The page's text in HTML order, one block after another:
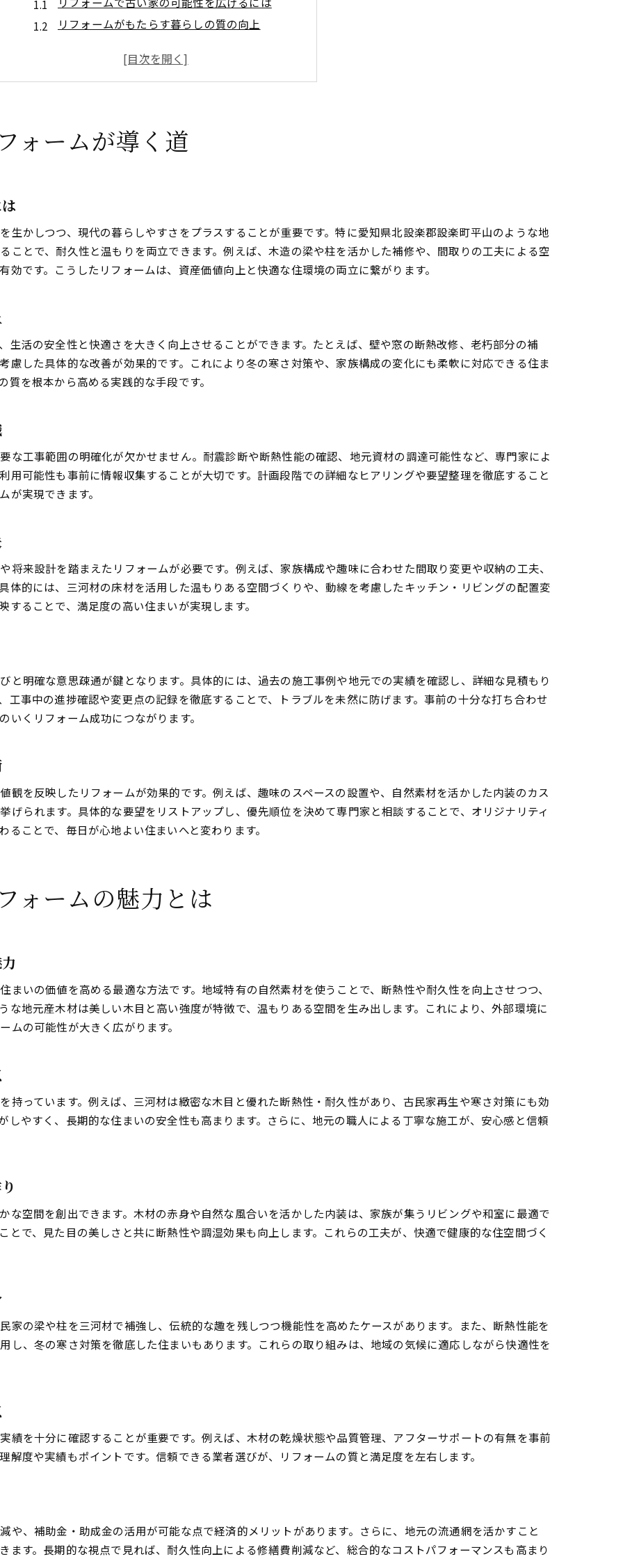
リフォームがもたらす暮らしの質の向上
理想の住まいへリフォームで近づく工夫
地元資源を活かしたリフォームの魅力とは
地元資源活用で実現するリフォームの魅力
リフォームで地域資源を選ぶ際の注意点
地元材活用リフォームのコストメリット
伝統建築の特性を引き出すリフォーム術
リフォームで守るべき伝統技法のポイント
古民家リフォームに役立つアイデア集
リフォームで安心快適な暮らしを目指す
快適な住まいを叶えるリフォーム設計
安心して過ごせる改修の具体的ポイント
安全性を高めるリフォームの実践方法
耐震と断熱性向上に役立つ実践術を解説
リフォームで耐震性を高める実践アイデア
断熱材選びで失敗しないリフォーム方法
耐震と断熱の両立を図るリフォーム工夫
補助金対象リフォームの条件と留意点
リフォーム費用を抑える補助金情報
信頼できる業者選びのチェックポイント
リフォーム業者選びで重視すべき要素
実績や口コミで選ぶリフォーム会社
相談しやすい業者を探すポイント解説
暮らしやすさを広げる改修の最前線情報
住みやすさを追求するリフォームポイント
リフォームの進化で実現する快適な毎日
ォームが導く道
生かしつつ、現代の暮らしやすさをプラスすることが重要です。特に愛知県北設楽郡設楽町平山のような地
ことで、耐久性と温もりを両立できます。例えば、木造の梁や柱を活かした補修や、間取りの工夫による空
です。こうしたリフォームは、資産価値向上と快適な住環境の両立に繋がります。
生活の安全性と快適さを大きく向上させることができます。たとえば、壁や窓の断熱改修、老朽部分の補
慮した具体的な改善が効果的です。これにより冬の寒さ対策や、家族構成の変化にも柔軟に対応できる住ま
を根本から高める実践的な手段です。
な工事範囲の明確化が欠かせません。耐震診断や断熱性能の確認、地元資材の調達可能性など、専門家によ
用可能性も事前に情報収集することが大切です。計画段階での詳細なヒアリングや要望整理を徹底すること
が実現できます。
来設計を踏まえたリフォームが必要です。例えば、家族構成や趣味に合わせた間取り変更や収納の工夫、
体的には、三河材の床材を活用した温もりある空間づくりや、動線を考慮したキッチン・リビングの配置変
ることで、満足度の高い住まいが実現します。
と明確な意思疎通が鍵となります。具体的には、過去の施工事例や地元での実績を確認し、詳細な見積もり
工事中の進捗確認や変更点の記録を徹底することで、トラブルを未然に防げます。事前の十分な打ち合わせ
くリフォーム成功につながります。
観を反映したリフォームが効果的です。例えば、趣味のスペースの設置や、自然素材を活かした内装のカス
げられます。具体的な要望をリストアップし、優先順位を決めて専門家と相談することで、オリジナリティ
ことで、毎日が心地よい住まいへと変わります。
ォームの魅力とは
いの価値を高める最適な方法です。地域特有の自然素材を使うことで、断熱性や耐久性を向上させつつ、
な地元産木材は美しい木目と高い強度が特徴で、温もりある空間を生み出します。これにより、外部環境に
の可能性が大きく広がります。
持っています。例えば、三河材は緻密な木目と優れた断熱性・耐久性があり、古民家再生や寒さ対策にも効
しやすく、長期的な住まいの安全性も高まります。さらに、地元の職人による丁寧な施工が、安心感と信頼
な空間を創出できます。木材の赤身や自然な風合いを活かした内装は、家族が集うリビングや和室に最適で
とで、見た目の美しさと共に断熱性や調湿効果も向上します。これらの工夫が、快適で健康的な住空間づく
家の梁や柱を三河材で補強し、伝統的な趣を残しつつ機能性を高めたケースがあります。また、断熱性能を
し、冬の寒さ対策を徹底した住まいもあります。これらの取り組みは、地域の気候に適応しながら快適性を
績を十分に確認することが重要です。例えば、木材の乾燥状態や品質管理、アフターサポートの有無を事前
度や実績もポイントです。信頼できる業者選びが、リフォームの質と満足度を左右します。
や、補助金・助成金の活用が可能な点で経済的メリットがあります。さらに、地元の流通網を活かすこと
ます。長期的な視点で見れば、耐久性向上による修繕費削減など、総合的なコストパフォーマンスも高まり